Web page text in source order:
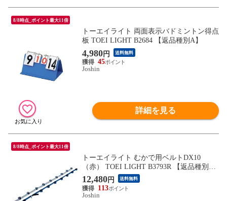
8/8時点_ポイント最大11倍
トーエイライト 両面表示バドミントン得点
板 TOEI LIGHT B2684 【返品種別A】
4,980円 送料無料
45
Joshin
詳細を見る
8/8時点_ポイント最大11倍
トーエイライト むかで用ベルトDX10
（赤） TOEI LIGHT B3793R 【返品種別
A】
12,480円 送料無料
113
Joshin